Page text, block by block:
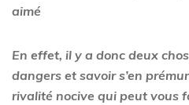
aimé
En effet, il y a donc deux
dangers et savoir s’en
rivalité nocive qui peut vous